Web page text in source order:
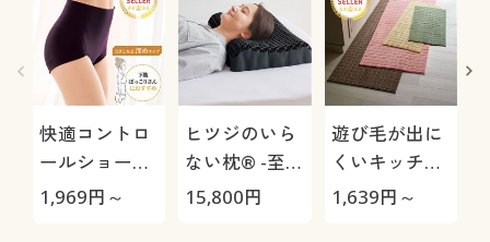
快適コントロ
ールショーツ/
下腹を心地よ
1,969円～
ヒツジのいら
ない枕® -至
極-
15,800円
遊び毛が出に
くいキッチン
マット(ループ
1,639円～